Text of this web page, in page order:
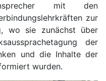
mit den
zur
wo sie zunächst über
der
und die Inhalte der
wurden.